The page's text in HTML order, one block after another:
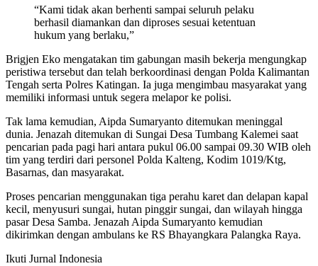
“Kami tidak akan berhenti sampai seluruh pelaku
berhasil diamankan dan diproses sesuai ketentuan
hukum yang berlaku,”
Brigjen Eko mengatakan tim gabungan masih bekerja mengungkap
peristiwa tersebut dan telah berkoordinasi dengan Polda Kalimantan
Tengah serta Polres Katingan. Ia juga mengimbau masyarakat yang
memiliki informasi untuk segera melapor ke polisi.
Tak lama kemudian, Aipda Sumaryanto ditemukan meninggal
dunia. Jenazah ditemukan di Sungai Desa Tumbang Kalemei saat
pencarian pada pagi hari antara pukul 06.00 sampai 09.30 WIB oleh
tim yang terdiri dari personel Polda Kalteng, Kodim 1019/Ktg,
Basarnas, dan masyarakat.
Proses pencarian menggunakan tiga perahu karet dan delapan kapal
kecil, menyusuri sungai, hutan pinggir sungai, dan wilayah hingga
pasar Desa Samba. Jenazah Aipda Sumaryanto kemudian
dikirimkan dengan ambulans ke RS Bhayangkara Palangka Raya.
Ikuti Jurnal Indonesia